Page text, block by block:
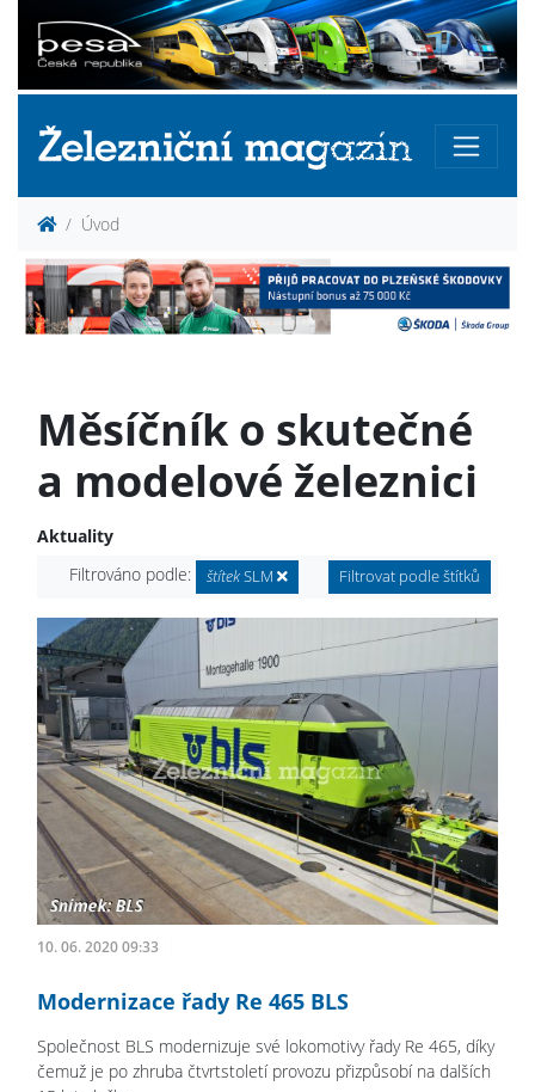
Úvod
Měsíčník o skutečné
a modelové železnici
Aktuality
Filtrováno podle:
štítekSLM Filtrovat podle štítků
10. 06. 2020 09:33
Modernizace řady Re 465 BLS
Společnost BLS modernizuje své lokomotivy řady Re 465, díky
čemuž je po zhruba čtvrtstoletí provozu přizpůsobí na dalších